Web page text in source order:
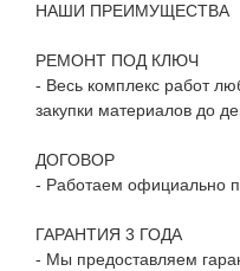
НАШИ ПРЕИМУЩЕСТВА
РЕМОНТ ПОД КЛЮЧ
- Весь комплекс работ
закупки материалов до
ДОГОВОР
- Работаем официально
ГАРАНТИЯ 3 ГОДА
- Мы предоставляем